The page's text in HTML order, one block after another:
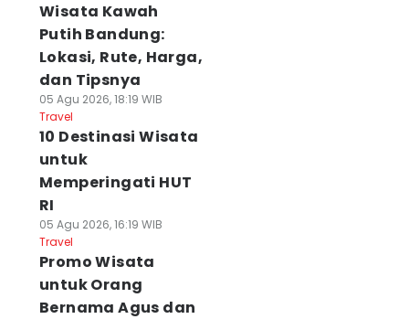
Wisata Kawah
Putih Bandung:
Lokasi, Rute, Harga,
dan Tipsnya
05 Agu 2026, 18:19 WIB
Travel
10 Destinasi Wisata
untuk
Memperingati HUT
RI
05 Agu 2026, 16:19 WIB
Travel
Promo Wisata
untuk Orang
Bernama Agus dan